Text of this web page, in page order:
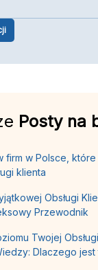
Posty na
firm w Polsce,
klienta
Obsługi
Przewodnik
Twojej
Dlaczego